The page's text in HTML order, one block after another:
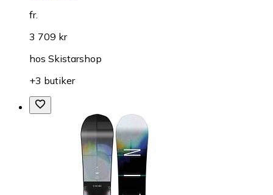
fr.
3 709 kr
hos Skistarshop
+3 butiker